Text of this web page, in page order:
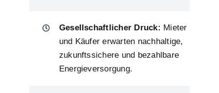
Gesellschaftlicher Druck: Mieter
und Käufer erwarten nachhaltige,
zukunftssichere und bezahlbare
Energieversorgung.